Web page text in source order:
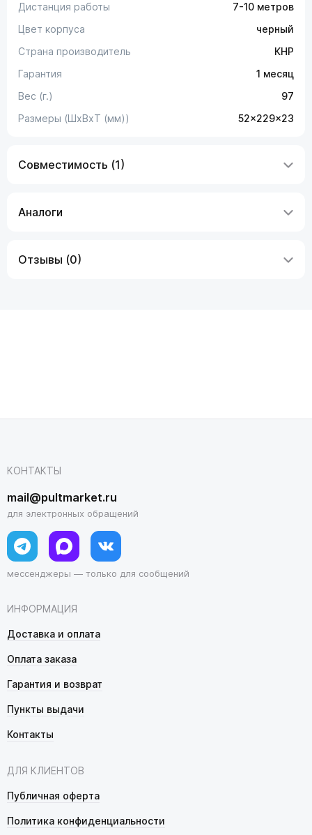
Дистанция работы
7-10 метров
Цвет корпуса
черный
Страна производитель
КНР
Гарантия
1 месяц
Вес (г.)
97
Размеры (ШxВxТ (мм))
52x229x23
Совместимость (1)
Аналоги
Отзывы (0)
ИНФОРМАЦИЯ
Доставка и оплата
Оплата заказа
Гарантия и возврат
Пункты выдачи
Контакты
ДЛЯ КЛИЕНТОВ
Публичная оферта
Политика конфиденциальности
КОНТАКТЫ
mail@pultmarket.ru
для электронных обращений
мессенджеры — только для сообщений